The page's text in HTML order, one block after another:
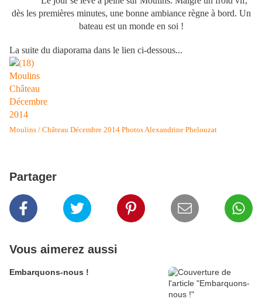
dès les premières minutes, une bonne ambiance règne à bord. Un
bateau est un monde en soi !
La suite du diaporama dans le lien ci-dessous...
Moulins / Château Décembre 2014 Photos Alexandrine Phelouzat
Partager
Vous aimerez aussi
Embarquons-nous !